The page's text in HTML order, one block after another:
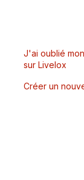
J'ai oublié
sur Livelox
Créer un